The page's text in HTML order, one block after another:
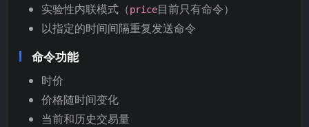
实验性内联模式（price目前只有命令）
以指定的时间间隔重复发送命令
命令功能
时价
价格随时间变化
当前和历史交易量